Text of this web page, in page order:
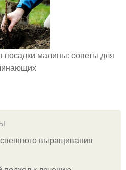
малины: советы для
выращивания